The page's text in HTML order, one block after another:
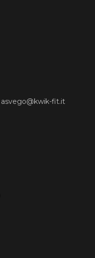
asvego@kwik-fit.it